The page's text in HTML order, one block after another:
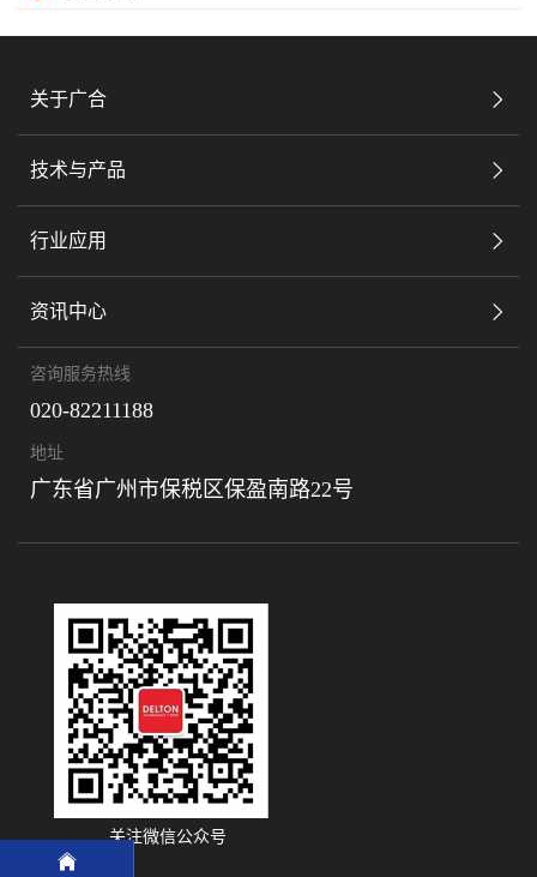
关于广合
技术与产品
行业应用
资讯中心
咨询服务热线
020-82211188
地址
广东省广州市保税区保盈南路22号
关注微信公众号